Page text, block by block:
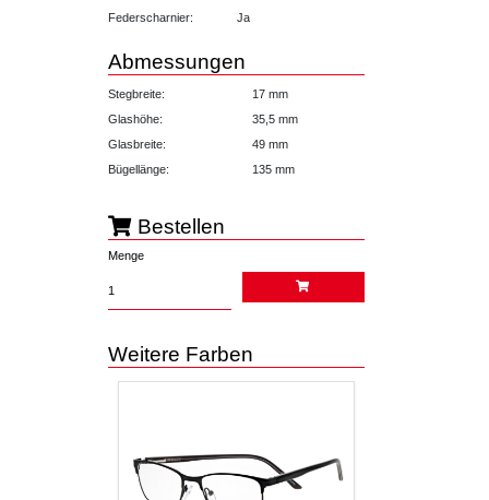
Federscharnier:
Ja
Abmessungen
Stegbreite:
17 mm
Glashöhe:
35,5 mm
Glasbreite:
49 mm
Bügellänge:
135 mm
Bestellen
Menge
Weitere Farben